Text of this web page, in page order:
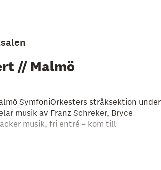
// Malmö
SymfoniOrkesters stråksektion under
musik av Franz Schreker, Bryce
musik, fri entré – kom till